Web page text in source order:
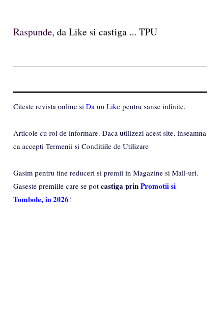
Raspunde, da Like si castiga ... TPU
Citeste revista online si Da un Like pentru sanse infinite.
Articole cu rol de informare. Daca utilizezi acest site, inseamna
ca accepti Termenii si Conditiile de Utilizare
Gasim pentru tine reduceri si premii in Magazine si Mall-uri.
Gaseste premiile care se pot castiga prinPromotii si
Tombole, in 2026!